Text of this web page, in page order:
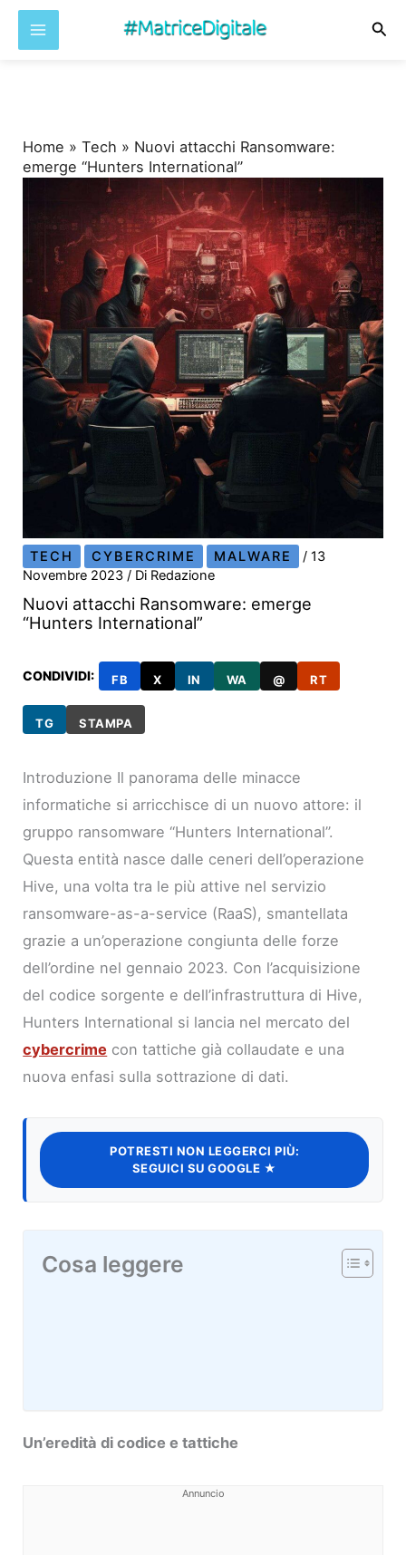
Home »Tech » Nuovi attacchi Ransomware:
emerge “Hunters International”
TECH CYBERCRIME MALWARE /13
Novembre 2023/ Di Redazione
Nuovi attacchi Ransomware: emerge
“Hunters International”
CONDIVIDI: FB X IN WA @ RT
TG STAMPA
Introduzione Il panorama delle minacce
informatiche si arricchisce di un nuovo attore: il
gruppo ransomware “Hunters International”.
Questa entità nasce dalle ceneri dell’operazione
Hive, una volta tra le più attive nel servizio
ransomware-as-a-service (RaaS), smantellata
grazie a un’operazione congiunta delle forze
dell’ordine nel gennaio 2023. Con l’acquisizione
del codice sorgente e dell’infrastruttura di Hive,
Hunters International si lancia nel mercato del
cybercrime con tattiche già collaudate e una
nuova enfasi sulla sottrazione di dati.
POTRESTI NON LEGGERCI PIÙ:
SEGUICI SU GOOGLE ★
Cosa leggere
Un’eredità di codice e tattiche
Annuncio